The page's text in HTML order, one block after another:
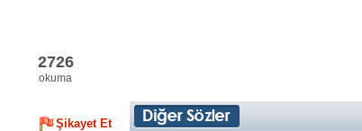
2726
okuma
Şikayet Et